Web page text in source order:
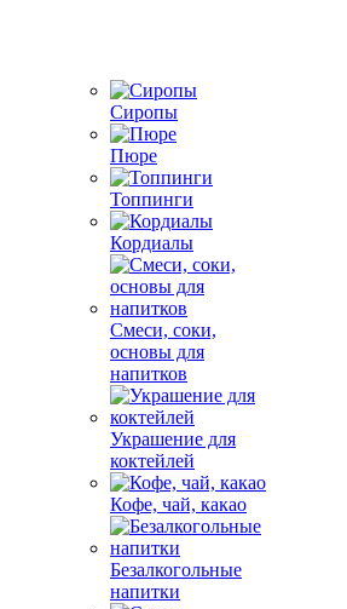
Сиропы
Пюре
Топпинги
Кордиалы
Смеси, соки,
основы для
напитков
Украшение для
коктейлей
Кофе, чай, какао
Безалкогольные
напитки